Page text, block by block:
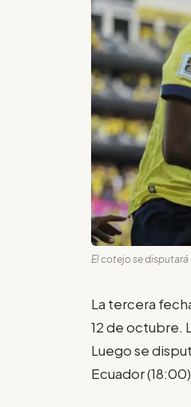
El cotejo se disputará
La tercera
12 de octubre.
Luego se
Ecuador